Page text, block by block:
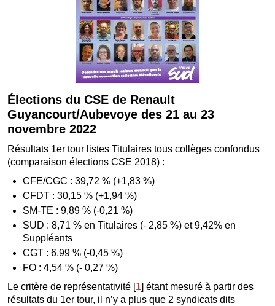
Élections du CSE de Renault
Guyancourt/Aubevoye des 21 au 23
novembre 2022
Résultats 1er tour listes Titulaires tous collèges confondus
(comparaison élections CSE 2018) :
CFE/CGC : 39,72 % (+1,83 %)
CFDT : 30,15 % (+1,94 %)
SM-TE : 9,89 % (-0,21 %)
SUD : 8,71 % en Titulaires (- 2,85 %) et 9,42% en
Suppléants
CGT : 6,99 % (-0,45 %)
FO : 4,54 % (- 0,27 %)
Le critère de représentativité[1] étant mesuré à partir des
résultats du 1er tour, il n’y a plus que 2 syndicats dits